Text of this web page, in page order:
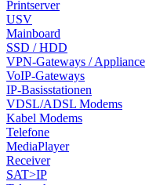
Printserver
USV
Mainboard
SSD / HDD
VPN-Gateways / Appliance
VoIP-Gateways
IP-Basisstationen
VDSL/ADSL Modems
Kabel Modems
Telefone
MediaPlayer
Receiver
SAT>IP